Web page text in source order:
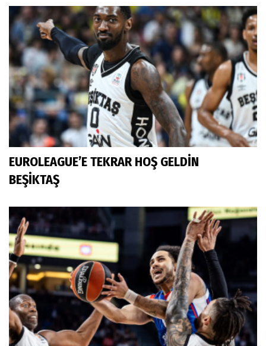
EUROLEAGUE’E TEKRAR HOŞ GELDİN
BEŞİKTAŞ